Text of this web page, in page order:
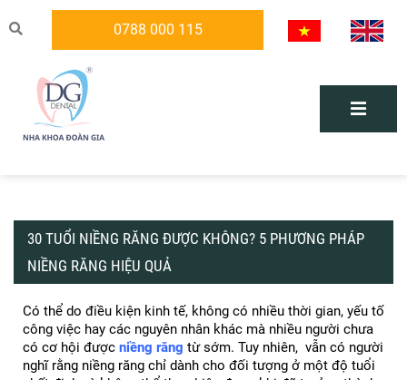
0788 000 115
30 TUỔI NIỀNG RĂNG ĐƯỢC KHÔNG? 5 PHƯƠNG PHÁP
NIỀNG RĂNG HIỆU QUẢ
Có thể do điều kiện kinh tế, không có nhiều thời gian, yếu tố
công việc hay các nguyên nhân khác mà nhiều người chưa
có cơ hội được niềng răng từ sớm. Tuy nhiên,  vẫn có người
nghĩ rằng niềng răng chỉ dành cho đối tượng ở một độ tuổi